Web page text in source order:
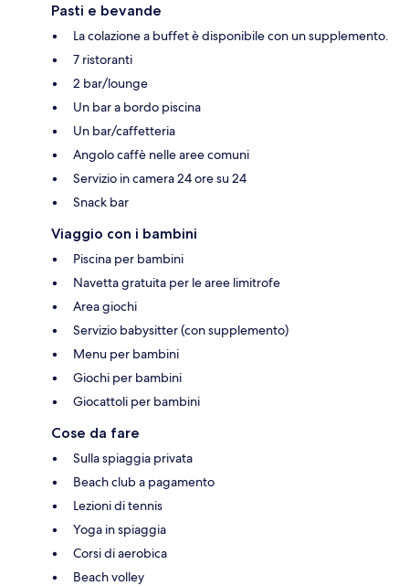
Pasti e bevande
La colazione a buffet è disponibile con un supplemento.
7 ristoranti
2 bar/lounge
Un bar a bordo piscina
Un bar/caffetteria
Angolo caffè nelle aree comuni
Servizio in camera 24 ore su 24
Snack bar
Viaggio con i bambini
Piscina per bambini
Navetta gratuita per le aree limitrofe
Area giochi
Servizio babysitter (con supplemento)
Menu per bambini
Giochi per bambini
Giocattoli per bambini
Cose da fare
Sulla spiaggia privata
Beach club a pagamento
Lezioni di tennis
Yoga in spiaggia
Corsi di aerobica
Beach volley